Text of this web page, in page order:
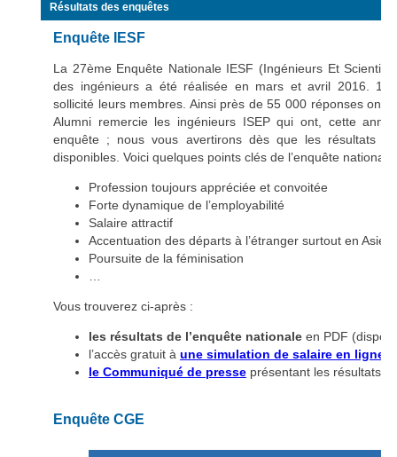
Résultats des enquêtes
Enquête IESF
La 27ème Enquête Nationale IESF (Ingénieurs Et
des ingénieurs a été réalisée en mars et avril 2016. 175
sollicité leurs membres. Ainsi près de 55 000 réponses ont
Alumni remercie les ingénieurs ISEP qui ont, cette
enquête ; nous vous avertirons dès que les résultats
disponibles. Voici quelques points clés de l’enquête nationale
Profession toujours appréciée et convoitée
Forte dynamique de l’employabilité
Salaire attractif
Accentuation des départs à l’étranger surtout en Asie
Poursuite de la féminisation
Vous trouverez ci-après :
les résultats de l’enquête nationale en PDF
l’accès gratuit à une simulation de salaire en ligne
le Communiqué de presse présentant les résultats
Enquête CGE